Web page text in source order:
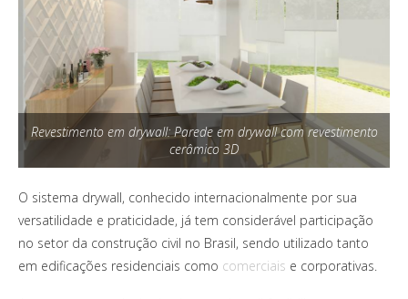
Revestimento em drywall: Parede em drywall com revestimento
cerâmico 3D
O sistema drywall, conhecido internacionalmente por sua
versatilidade e praticidade, já tem considerável participação
no setor da construção civil no Brasil, sendo utilizado tanto
em edificações residenciais como comerciais e corporativas.